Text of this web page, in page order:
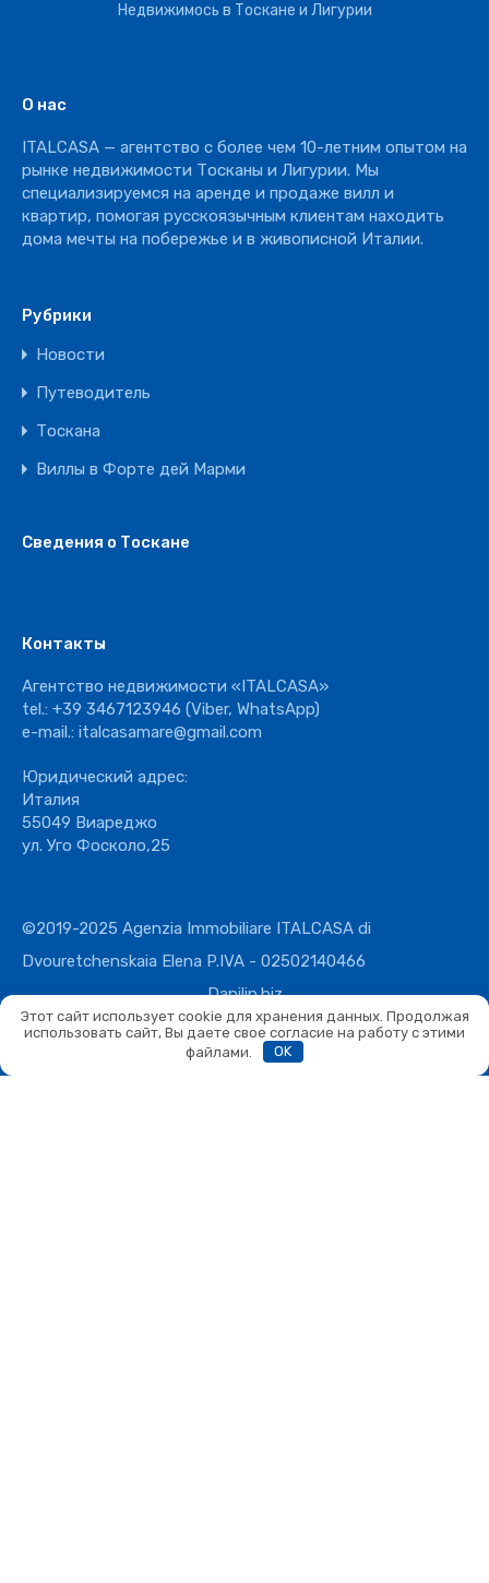
Ресторан
Недвижимось в Тоскане и Лигурии
О нас
ITALCASA — агентство с более чем 10-летним опытом на
рынке недвижимости Тосканы и Лигурии. Мы
специализируемся на аренде и продаже вилл и
квартир, помогая русскоязычным клиентам находить
дома мечты на побережье и в живописной Италии.
Рубрики
Новости
Путеводитель
Тоскана
Виллы в Форте дей Марми
Сведения о Тоскане
Контакты
Агентство недвижимости «ITALCASA»
tel.: +39 3467123946 (Viber, WhatsApp)
e-mail.: italcasamare@gmail.com
Юридический адрес:
Италия
55049 Виареджо
ул. Уго Фосколо,25
©2019-2025 Agenzia Immobiliare ITALCASA di
Dvouretchenskaia Elena P.IVA - 02502140466
Danilin.biz
Этот сайт использует cookie для хранения данных. Продолжая
использовать сайт, Вы даете свое согласие на работу с этими
файлами.
OK